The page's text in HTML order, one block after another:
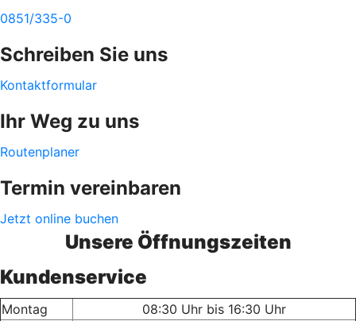
0851/335-0
Schreiben Sie uns
Kontaktformular
Ihr Weg zu uns
Routenplaner
Termin vereinbaren
Jetzt online buchen
Unsere Öffnungszeiten
Kundenservice
Montag
08:30 Uhr bis 16:30 Uhr